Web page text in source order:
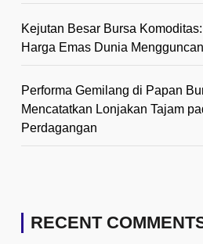
Kejutan Besar Bursa
Harga Emas Dunia
Performa Gemilang di Papan
Mencatatkan Lonjakan Tajam
Perdagangan
RECENT